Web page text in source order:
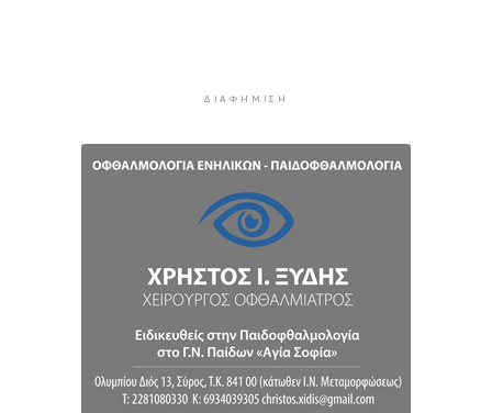
Στις 2 Σεπτεμβρίου η παρουσίαση του
οικονομικού προγράμματος της ΕΛ.Α.Σ. στη
ΔΙΑΦΉΜΙΣΗ